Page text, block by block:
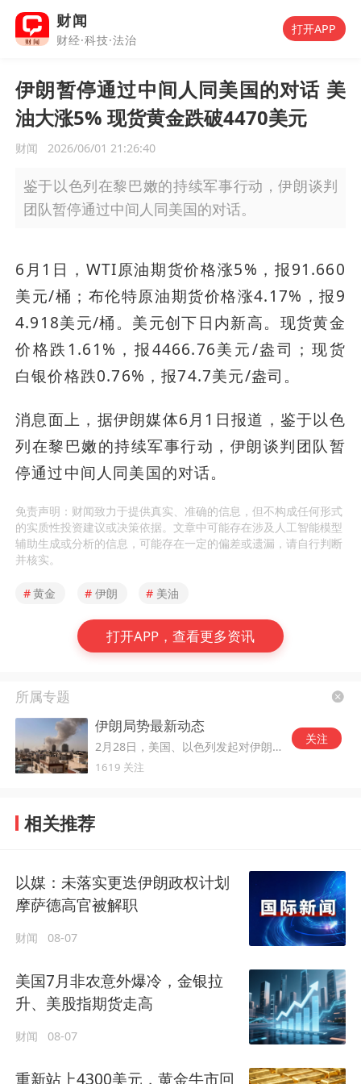
财闻
财经·科技·法治
打开APP
伊朗暂停通过中间人同美国的对话 美
油大涨5% 现货黄金跌破4470美元
财闻 2026/06/01 21:26:40
鉴于以色列在黎巴嫩的持续军事行动，伊朗谈判
团队暂停通过中间人同美国的对话。
6月1日，WTI原油期货价格涨5%，报91.660
美元/桶；布伦特原油期货价格涨4.17%，报9
4.918美元/桶。美元创下日内新高。现货黄金
价格跌1.61%，报4466.76美元/盎司；现货
白银价格跌0.76%，报74.7美元/盎司。
消息面上，据伊朗媒体6月1日报道，鉴于以色
列在黎巴嫩的持续军事行动，伊朗谈判团队暂
停通过中间人同美国的对话。
免责声明：财闻致力于提供真实、准确的信息，但不构成任何形式
的实质性投资建议或决策依据。文章中可能存在涉及人工智能模型
辅助生成或分析的信息，可能存在一定的偏差或遗漏，请自行判断
并核实。
#黄金 # 伊朗 # 美油
打开APP，查看更多资讯
所属专题
伊朗局势最新动态
2月28日，美国、以色列发起对伊朗的军事打击。
1619 关注
关注
相关推荐
以媒：未落实更迭伊朗政权计划
摩萨德高官被解职
财闻 08-07
美国7月非农意外爆冷，金银拉
升、美股指期货走高
财闻 08-07
重新站上4300美元，黄金牛市回